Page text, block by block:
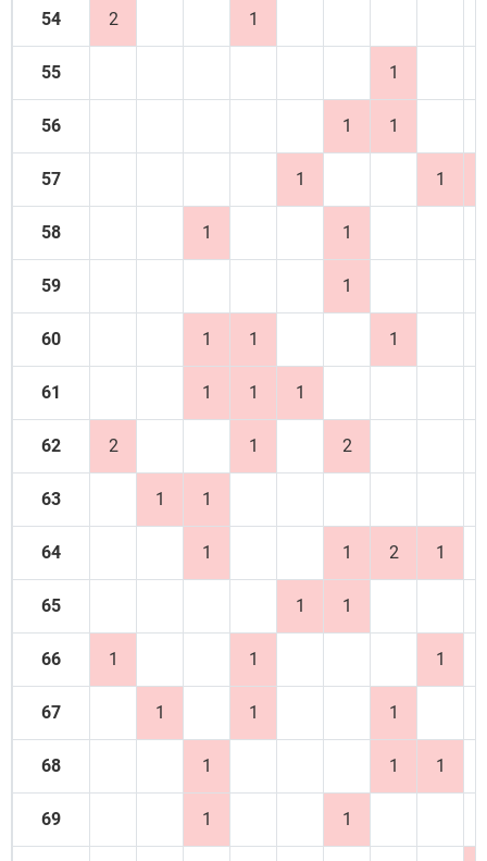
54 2 1
55 1
56 1 1
57 1 1
58 1 1
59 1
60 1 1 1
61 1 1 1
62 2 1 2
63 1 1
64 1 1 2 1
65 1 1
66 1 1 1
67 1 1 1
68 1 1 1
69 1 1